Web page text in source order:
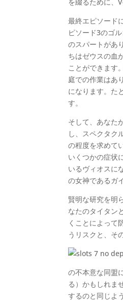
最終エピソード
ピソード3のゴ
のスパートがあ
ちはゼウスの血
ことができます
庭での作業はあ
になります。た
す。
そして、あなた
し、スペクタク
の程度を求めて
いくつかの症状
いるヴィオスに
の女神であるガ
賢明な研究を明
なたのタイタン
くことによって
うリスクと、そ
の不本意な同盟
る）かもしれま
するのと同じよ